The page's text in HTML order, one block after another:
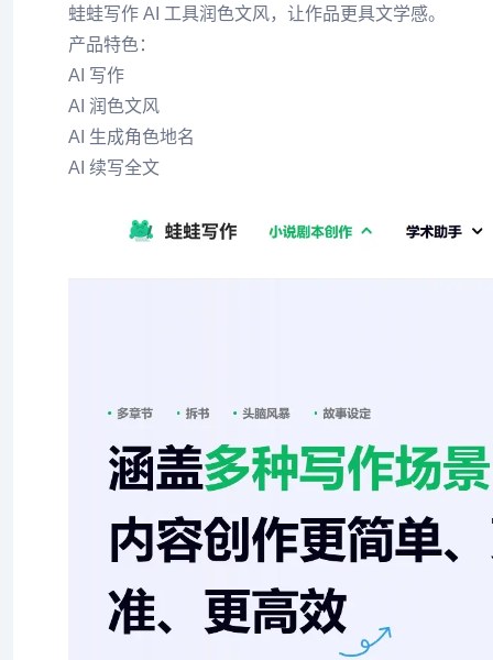
蛙蛙写作 AI 工具润色文风，让作品更具文学感。
产品特色：
AI 写作
AI 润色文风
AI 生成角色地名
AI 续写全文